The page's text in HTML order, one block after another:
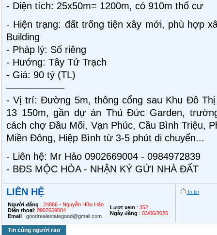
- Diện tích: 25x50m= 1200m, có 910m thổ cư
- Hiện trạng: đất trống tiện xây mới, phù hợp
Building
- Pháp lý: Sổ riêng
- Hướng: Tây Tứ Trạch
- Giá: 90 tỷ (TL)
——————
- Vị trí: Đường 5m, thông cổng sau Khu Đô
13 150m, gần dự án Thủ Đức Garden,
cách chợ Đầu Mối, Vạn Phúc, Cầu Bình Triệu,
Miền Đông, Hiệp Bình từ 3-5 phút di chuyển...
- Liên hệ: Mr Hảo 0902669004 - 0984972839
- BĐS MỘC HỎA - NHẬN KÝ GỬI NHÀ ĐẤT
LIÊN HỆ
Người đăng : 24866 - Nguyễn Hữu Hảo
Điện thoại: 0902669004
Email : goodrealestategood@gmail.com
Lượt xem : 352
Ngày đăng : 03/06/2026
In tin
Tin cùng người rao